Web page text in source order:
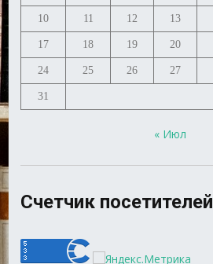
10 11 12 13
17 18 19 20
24 25 26 27
31
« Июл
Счетчик посетителей